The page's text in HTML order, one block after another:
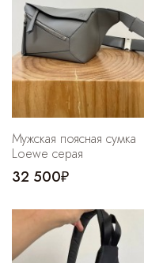
Мужская поясная сумка
Loewe серая
32 500₽